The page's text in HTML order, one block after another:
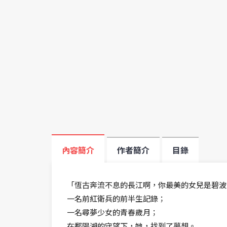
內容簡介 作者簡介 目錄
「恆古奔流不息的長江啊，你最美的女兒是碧
一名前紅衛兵的前半生記錄；
一名尋夢少女的青春歲月；